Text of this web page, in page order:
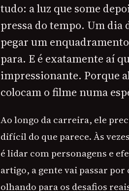
tudo: a luz que some
pressa do tempo. Um dia
pegar um
para. E é exatamente aí
impressionante. Porque
colocam o filme numa
Ao longo da carreira, ele
difícil do que parece. Às
é lidar com personagens e
artigo, a gente vai passar
olhando para os desafios